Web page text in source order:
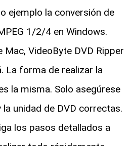
ejemplo la conversión de
1/2/4 en Windows.
Mac, VideoByte DVD Ripper
La forma de realizar la
la misma. Solo asegúrese
unidad de DVD correctas.
los pasos detallados a